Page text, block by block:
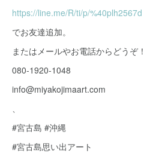
https://line.me/R/ti/p/%40plh2567d
でお友達追加。
またはメールやお電話からどうぞ！
080-1920-1048
info@miyakojimaart.com
、
#宮古島 #沖縄
#宮古島思い出アート